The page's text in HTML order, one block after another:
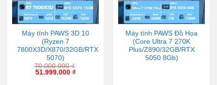
Máy tính PAWS 3D 10
(Ryzen 7
7800X3D/X870/32GB/RTX
5070)
70.000.000₫
51.999.000 ₫
Máy tính PAWS Đồ Họa
(Core Ultra 7 270K
Plus/Z890/32GB/RTX
5050 8Gb)